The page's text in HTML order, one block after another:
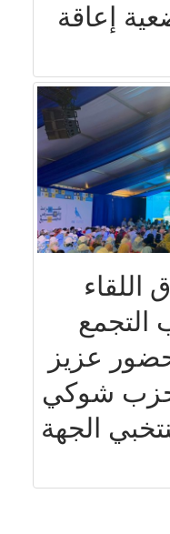
إعاقة
اللقاء
التجمع
عزيز
شوكي
الجهة